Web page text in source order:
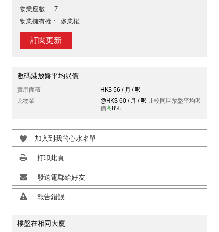
物業座數
7
物業擁有權
多業權
訂閱更新
數碼港放盤平均呎價
實用面積
HK$ 56 / 月 / 呎
此物業
@HK$ 60 / 月 / 呎 比較同區放盤平均呎
價高8%
加入到我的心水名單
打印此頁
發送電郵給好友
報告錯誤
樓盤在相同大廈